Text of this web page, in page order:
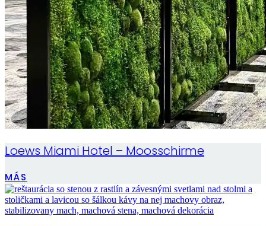
Loews Miami Hotel – Moosschirme
MÁS